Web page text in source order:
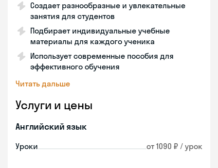
Создает разнообразные и увлекательные
занятия для студентов
Подбирает индивидуальные учебные
материалы для каждого ученика
Использует современные пособия для
эффективного обучения
Читать дальше
Услуги и цены
Английский язык
Уроки от 1090 ₽ / урок